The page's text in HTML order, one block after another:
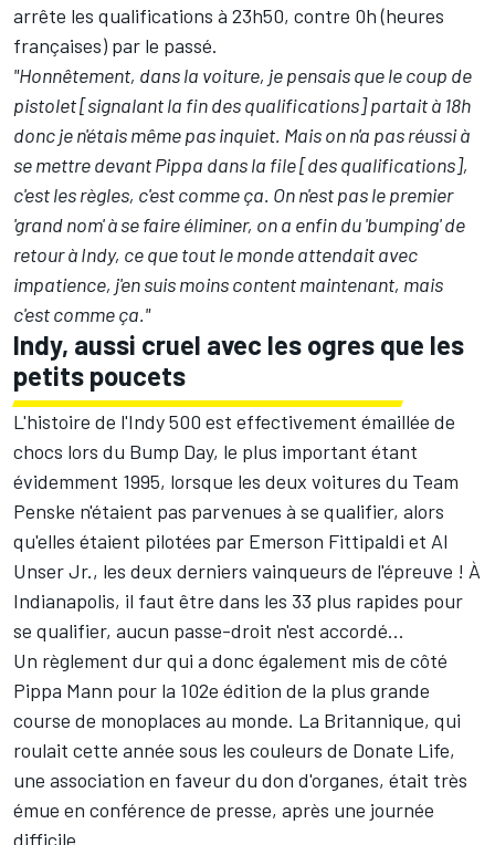
arrête les qualifications à 23h50, contre 0h (heures
françaises) par le passé.
"Honnêtement, dans la voiture, je pensais que le coup de
pistolet [signalant la fin des qualifications] partait à 18h
donc je n'étais même pas inquiet. Mais on n'a pas réussi à
se mettre devant Pippa dans la file [des qualifications],
c'est les règles, c'est comme ça. On n'est pas le premier
'grand nom' à se faire éliminer, on a enfin du 'bumping' de
retour à Indy, ce que tout le monde attendait avec
impatience, j'en suis moins content maintenant, mais
c'est comme ça."
Indy, aussi cruel avec les ogres que les
petits poucets
L'histoire de l'Indy 500 est effectivement émaillée de
chocs lors du Bump Day, le plus important étant
évidemment 1995, lorsque les deux voitures du Team
Penske n'étaient pas parvenues à se qualifier, alors
qu'elles étaient pilotées par Emerson Fittipaldi et Al
Unser Jr., les deux derniers vainqueurs de l'épreuve ! À
Indianapolis, il faut être dans les 33 plus rapides pour
se qualifier, aucun passe-droit n'est accordé...
Un règlement dur qui a donc également mis de côté
Pippa Mann pour la 102e édition de la plus grande
course de monoplaces au monde. La Britannique, qui
roulait cette année sous les couleurs de Donate Life,
une association en faveur du don d'organes, était très
émue en conférence de presse, après une journée
difficile.